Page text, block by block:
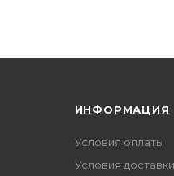
ИНФОРМАЦИЯ
Условия оплаты
Условия доставки